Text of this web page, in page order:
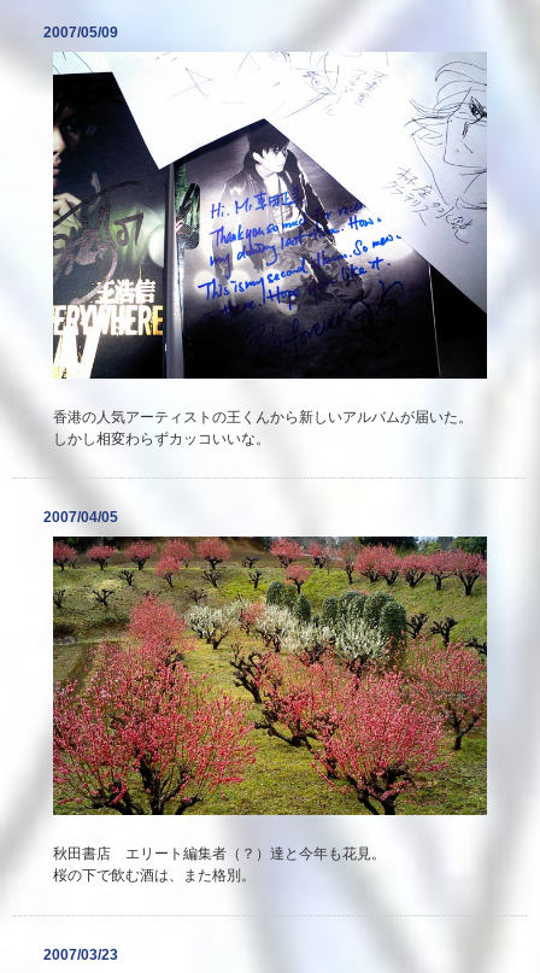
2007/05/09
香港の人気アーティストの王くんから新しいアルバムが届いた。
しかし相変わらずカッコいいな。
2007/04/05
秋田書店 エリート編集者（？）達と今年も花見。
桜の下で飲む酒は、また格別。
2007/03/23